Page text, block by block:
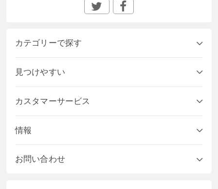
カテゴリーで探す
見つけやすい
カスタマーサービス
情報
お問い合わせ